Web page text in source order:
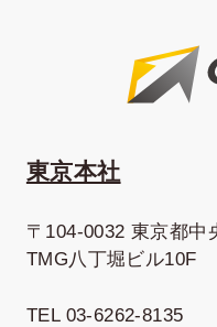
東京本社
〒104-0032 東京都中
TMG八丁堀ビル10F
TEL 03-6262-8135